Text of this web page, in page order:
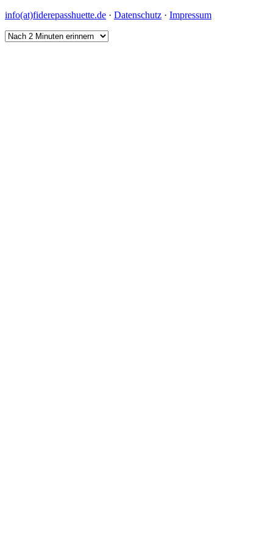
info(at)fiderepasshuette.de · Datenschutz · Impressum